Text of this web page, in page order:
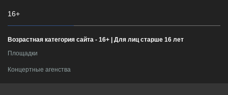
16+
Возрастная категория сайта - 16+ | Для лиц старше 16 лет
Площадки
Концертные агенства